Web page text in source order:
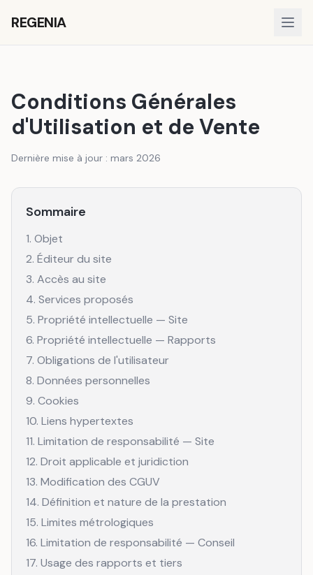
REGENIA
Conditions Générales
d'Utilisation et de Vente
Dernière mise à jour : mars 2026
Sommaire
1. Objet
2. Éditeur du site
3. Accès au site
4. Services proposés
5. Propriété intellectuelle — Site
6. Propriété intellectuelle — Rapports
7. Obligations de l'utilisateur
8. Données personnelles
9. Cookies
10. Liens hypertextes
11. Limitation de responsabilité — Site
12. Droit applicable et juridiction
13. Modification des CGUV
14. Définition et nature de la prestation
15. Limites métrologiques
16. Limitation de responsabilité — Conseil
17. Usage des rapports et tiers